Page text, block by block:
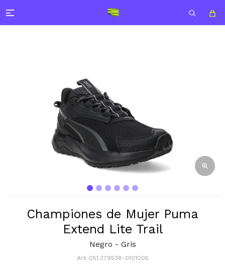

Championes de Mujer Puma
Extend Lite Trail
Negro - Gris
051.379538-0101005